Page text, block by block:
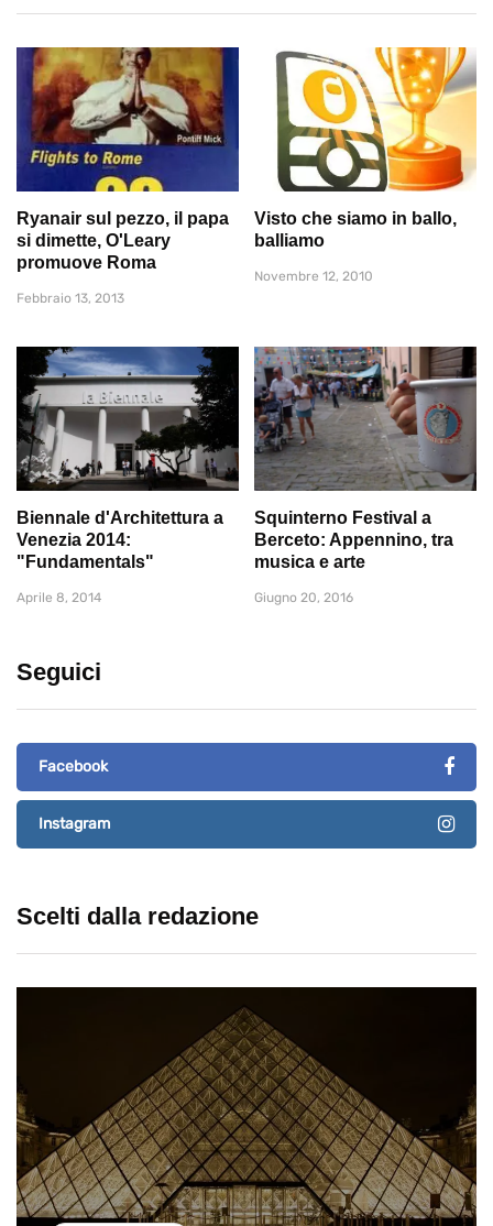
Ryanair sul pezzo, il papa
si dimette, O'Leary
promuove Roma
Febbraio 13, 2013
Visto che siamo in ballo,
balliamo
Novembre 12, 2010
Biennale d'Architettura a
Venezia 2014:
"Fundamentals"
Aprile 8, 2014
Squinterno Festival a
Berceto: Appennino, tra
musica e arte
Giugno 20, 2016
Seguici
Facebook
Instagram
Scelti dalla redazione